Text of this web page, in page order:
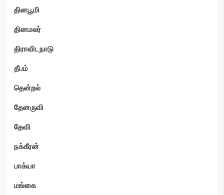
தினபூமி
தினமலர்
திராவிடநாடு
தீபம்
தென்றல்
தேனருவி
தேவி
நக்கீரன்
பாக்யா
மங்கை